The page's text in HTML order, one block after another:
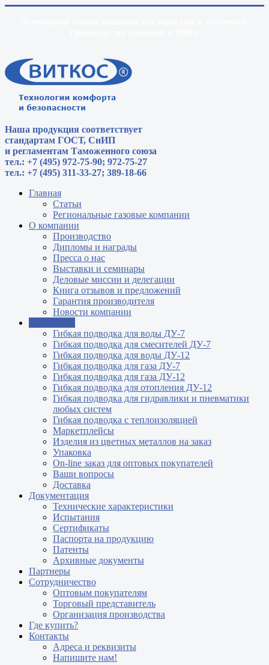
Наша продукция соответствует
стандартам ГОСТ, СнИП
и регламентам Таможенного союза
тел.: +7 (495) 972-75-90; 972-75-27
тел.: +7 (495) 311-33-27; 389-18-66
Главная
Статьи
Региональные газовые компании
О компании
Производство
Дипломы и награды
Пресса о нас
Выставки и семинары
Деловые миссии и делегации
Книга отзывов и предложений
Гарантия производителя
Новости компании
Гибкая подводка для воды ДУ-7
Гибкая подводка для смесителей ДУ-7
Гибкая подводка для воды ДУ-12
Гибкая подводка для газа ДУ-7
Гибкая подводка для газа ДУ-12
Гибкая подводка для отопления ДУ-12
Гибкая подводка для гидравлики и пневматики
любых систем
Гибкая подводка с теплоизоляцией
Маркетплейсы
Изделия из цветных металлов на заказ
Упаковка
On-line заказ для оптовых покупателей
Ваши вопросы
Доставка
Документация
Технические характеристики
Испытания
Сертификаты
Паспорта на продукцию
Патенты
Архивные документы
Партнеры
Сотрудничество
Оптовым покупателям
Торговый представитель
Организация производства
Где купить?
Контакты
Адреса и реквизиты
Напишите нам!